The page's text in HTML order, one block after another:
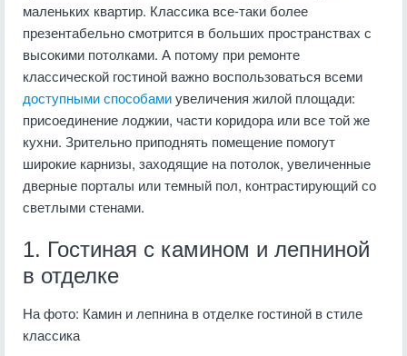
маленьких квартир. Классика все-таки более
презентабельно смотрится в больших пространствах с
высокими потолками. А потому при ремонте
классической гостиной важно воспользоваться всеми
доступными способамиувеличения жилой площади:
присоединение лоджии, части коридора или все той же
кухни. Зрительно приподнять помещение помогут
широкие карнизы, заходящие на потолок, увеличенные
дверные порталы или темный пол, контрастирующий со
светлыми стенами.
1. Гостиная с камином и лепниной
в отделке
На фото: Камин и лепнина в отделке гостиной в стиле
классика